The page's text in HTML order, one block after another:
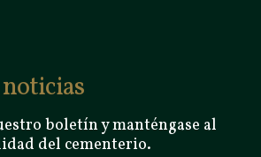
boletín y manténgase al
del cementerio.